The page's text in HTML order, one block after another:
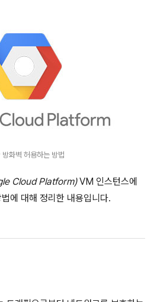
화벽 허용하는 방법
Cloud Platform)VM 인스턴스에
에 대해 정리한 내용입니다.